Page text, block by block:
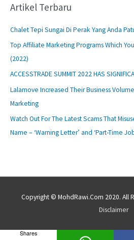
Artikel Terbaru
Chalet Tepi Sungai Di Perak Yang Anda
Top Affiliate Marketing Programs Which
(2022)
ACCESSTRADE SUMMIT 2022 HAS
Lalamove Increased Their Business
Marketing
Watch Out For The Latest Scams That
Name – ‘Warning Letter’ and ‘Part-Time
Copyright © MohdRawi.Com 2020. All
Disclaimer
Shares